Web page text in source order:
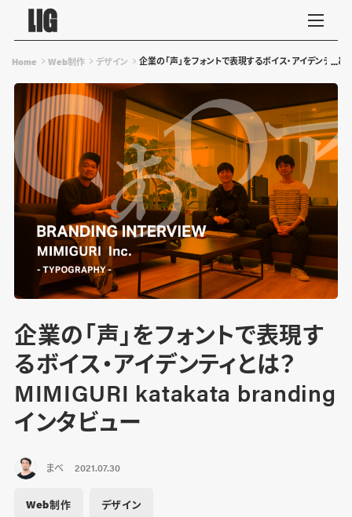
Home Web制作 デザイン 企業の「声」をフォントで表現するボイス・アイデンテ
企業の「声」をフォントで表現す
るボイス・アイデンティとは？
MIMIGURI katakata branding
インタビュー
まべ 2021.07.30
Web制作 デザイン